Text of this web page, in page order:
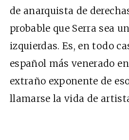
de anarquista de
probable que Serra sea
izquierdas. Es, en todo
español más venerado
extraño exponente de
llamarse la vida de